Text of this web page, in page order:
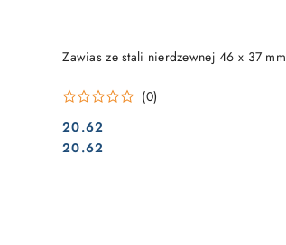
Zawias ze stali nierdzewnej 46 x 37 mm
(0)
Cena:
20.62
Cena:
20.62
DO KOSZYKA